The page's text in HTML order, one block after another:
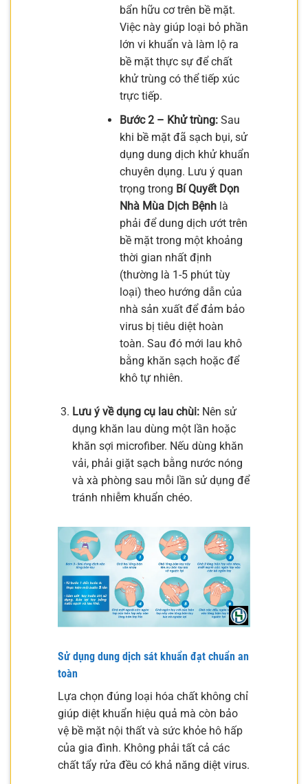
bẩn hữu cơ trên bề mặt.
Việc này giúp loại bỏ phần
lớn vi khuẩn và làm lộ ra
bề mặt thực sự để chất
khử trùng có thể tiếp xúc
trực tiếp.
Bước 2 – Khử trùng:Sau
khi bề mặt đã sạch bụi, sử
dụng dung dịch khử khuẩn
chuyên dụng. Lưu ý quan
trọng trong Bí Quyết Dọn
Nhà Mùa Dịch Bệnhlà
phải để dung dịch ướt trên
bề mặt trong một khoảng
thời gian nhất định
(thường là 1-5 phút tùy
loại) theo hướng dẫn của
nhà sản xuất để đảm bảo
virus bị tiêu diệt hoàn
toàn. Sau đó mới lau khô
bằng khăn sạch hoặc để
khô tự nhiên.
Lưu ý về dụng cụ lau chùi:Nên sử
dụng khăn lau dùng một lần hoặc
khăn sợi microfiber. Nếu dùng khăn
vải, phải giặt sạch bằng nước nóng
và xà phòng sau mỗi lần sử dụng để
tránh nhiễm khuẩn chéo.
Sử dụng dung dịch sát khuẩn đạt chuẩn an
toàn
Lựa chọn đúng loại hóa chất không chỉ
giúp diệt khuẩn hiệu quả mà còn bảo
vệ bề mặt nội thất và sức khỏe hô hấp
của gia đình. Không phải tất cả các
chất tẩy rửa đều có khả năng diệt virus.